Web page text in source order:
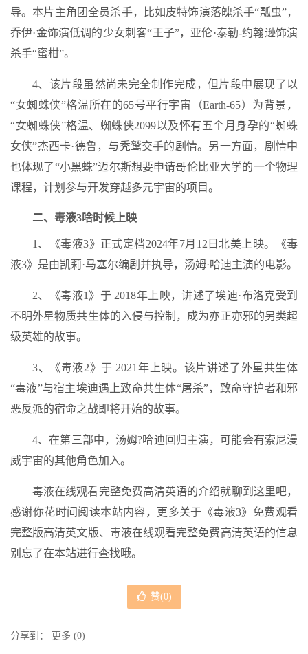
导。本片主角团全员杀手，比如皮特饰演落魄杀手“瓢虫”，
乔伊·金饰演低调的少女刺客“王子”，亚伦·泰勒-约翰逊饰演
杀手“蜜柑”。
4、该片段虽然尚未完全制作完成，但片段中展现了以
“女蜘蛛侠”格温所在的65号平行宇宙（Earth-65）为背景，
“女蜘蛛侠”格温、蜘蛛侠2099以及怀有五个月身孕的“蜘蛛
女侠”杰西卡·德鲁，与秃鹫交手的剧情。另一方面，剧情中
也体现了“小黑蛛”迈尔斯想要申请哥伦比亚大学的一个物理
课程，计划参与开发穿越多元宇宙的项目。
二、毒液3啥时候上映
1、《毒液3》正式定档2024年7月12日北美上映。《毒
液3》是由凯莉·马塞尔编剧并执导，汤姆·哈迪主演的电影。
2、《毒液1》于 2018年上映，讲述了埃迪·布洛克受到
不明外星物质共生体的入侵与控制，成为亦正亦邪的另类超
级英雄的故事。
3、《毒液2》于 2021年上映。该片讲述了外星共生体
“毒液”与宿主埃迪遇上致命共生体“屠杀”，致命守护者和邪
恶反派的宿命之战即将开始的故事。
4、在第三部中，汤姆?哈迪回归主演，可能会有索尼漫
威宇宙的其他角色加入。
毒液在线观看完整免费高清英语的介绍就聊到这里吧，
感谢你花时间阅读本站内容，更多关于《毒液3》免费观看
完整版高清英文版、毒液在线观看完整免费高清英语的信息
别忘了在本站进行查找哦。
赞(0)
分享到： 更多 (0)